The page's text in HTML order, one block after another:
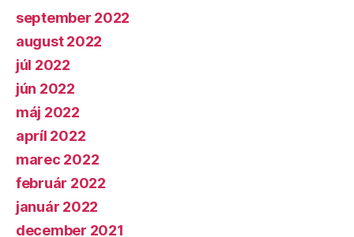
september 2022
august 2022
júl 2022
jún 2022
máj 2022
apríl 2022
marec 2022
február 2022
január 2022
december 2021